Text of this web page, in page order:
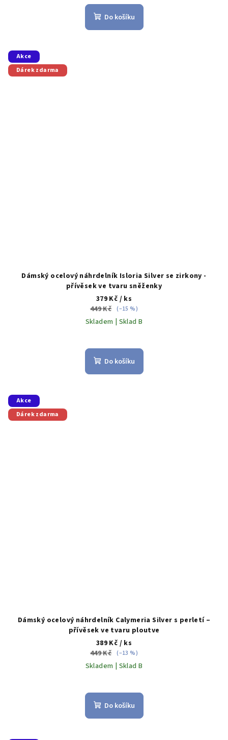
Do košíku
Akce
Dárek zdarma
Dámský ocelový náhrdelník Isloria Silver se zirkony -
přívěsek ve tvaru sněženky
379 Kč / ks
449 Kč (–15 %)
Skladem | Sklad B
Do košíku
Akce
Dárek zdarma
Dámský ocelový náhrdelník Calymeria Silver s perletí –
přívěsek ve tvaru ploutve
389 Kč / ks
449 Kč (–13 %)
Skladem | Sklad B
Do košíku